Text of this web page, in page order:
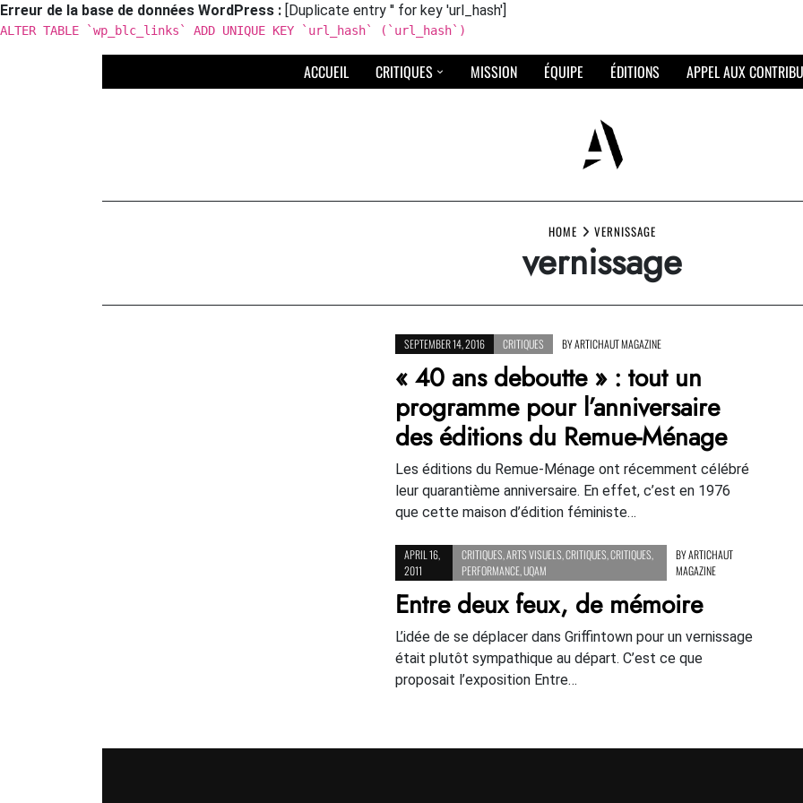
Erreur de la base de données WordPress : [Duplicate entry '' for key 'url_hash']
ALTER TABLE `wp_blc_links` ADD UNIQUE KEY `url_hash` (`url_hash`)
ACCUEIL CRITIQUES MISSION ÉQUIPE ÉDITIONS APPEL AUX
HOME VERNISSAGE
vernissage
SEPTEMBER 14, 2016 CRITIQUES BYARTICHAUT MAGAZINE
« 40 ans deboutte » : tout un
programme pour l’anniversaire
des éditions du Remue-Ménage
Les éditions du Remue-Ménage ont récemment célébré
leur quarantième anniversaire. En effet, c’est en 1976
que cette maison d’édition féministe…
APRIL 16,
2011
CRITIQUES ARTS VISUELS CRITIQUES CRITIQUES
PERFORMANCE, UQAM
BYARTICHAUT
MAGAZINE
Entre deux feux, de mémoire
L’idée de se déplacer dans Griffintown pour un vernissage
était plutôt sympathique au départ. C’est ce que
proposait l’exposition Entre…